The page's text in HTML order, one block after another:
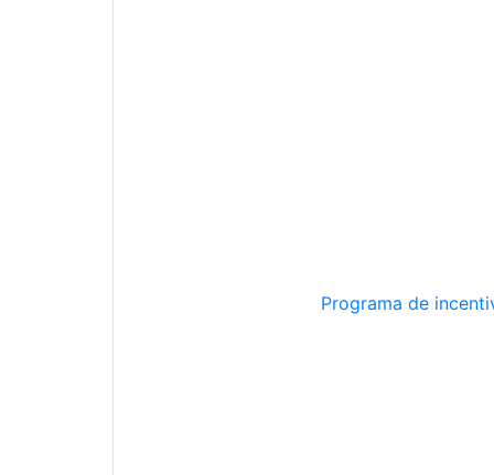
Programa de